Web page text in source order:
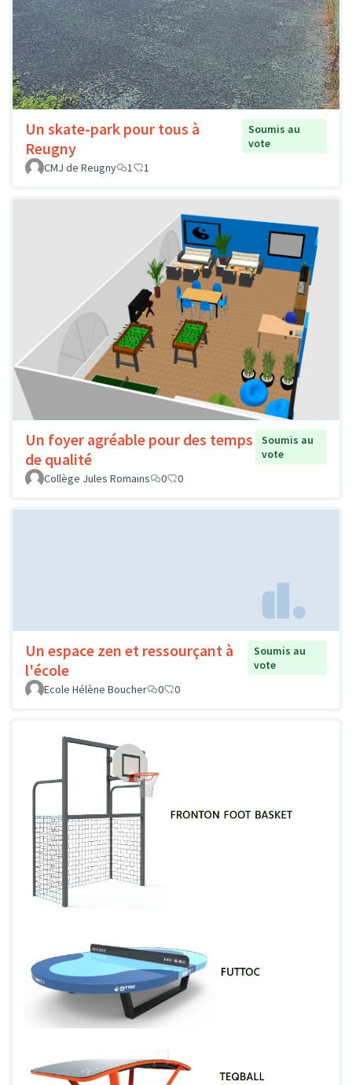
Un skate-park pour tous à
Reugny
Soumis au
vote
CMJ de Reugny
1 1
Un foyer agréable pour des temps
de qualité
Soumis au
vote
Collège Jules Romains
0 0
Un espace zen et ressourçant à
l'école
Soumis au
vote
Ecole Hélène Boucher
0 0